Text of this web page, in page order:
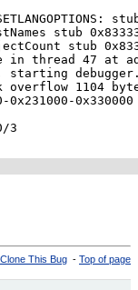
stub
stub
in thread 47 at
starting
overflow 1104
0x330000
3
Clone This Bug - Top of page